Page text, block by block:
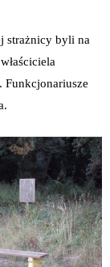
strażnicy byli na
Funkcjonariusze